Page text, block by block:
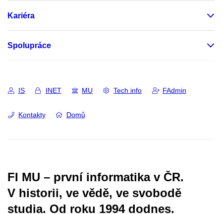
Kariéra
Spolupráce
IS INET MU Tech info FAdmin
Kontakty Domů
FI MU – první informatika v ČR.
V historii, ve vědě, ve svobodě
studia. Od roku 1994 dodnes.